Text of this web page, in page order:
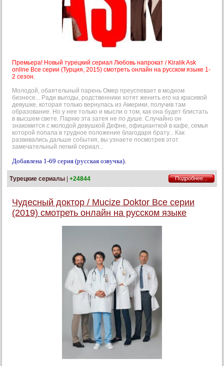
Премьера! Новый турецкий сериал Любовь напрокат / Kiralik Ask
online Все серии (Турция, 2015) смотреть онлайн на русском языке 1-
2 сезон.
Молодой, обаятельный парень Омер преуспевает в модном
бизнесе... Ради выгоды, родственники хотят женить его на красивой
девушке, которая только вернулась из Америки, получив там
образование. Но у нее только и мысли о том, как она будет блистать
в высшем свете. Парню эта затея не по душе. Случайно он
знакомится с молодой девушкой Дефне, официанткой в кафе, семья
которой попала в трудное положение благодаря брату... Как
развивались дальше события, вы узнаете посмотрев этот
замечательный легкий сериал...
Добавлена 1-69 серия (русская озвучка).
Турецкие сериалы | +24844 Подробнее...
Чудесный доктор / Mucize Doktor Все серии
(2019) смотреть онлайн на русском языке